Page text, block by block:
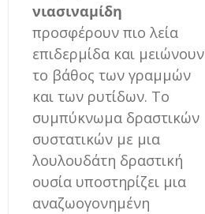
νιασιναμίδη
προσφέρουν πιο λεία
επιδερμίδα και μειώνουν
το βάθος των γραμμών
και των ρυτίδων. Το
συμπύκνωμα δραστικών
συστατικών με μια
λουλουδάτη δραστική
ουσία υποστηρίζει μια
αναζωογονημένη